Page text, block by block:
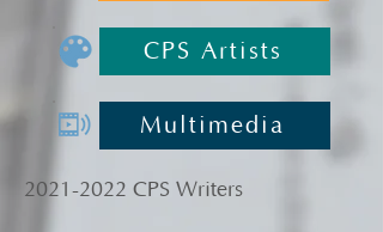
CPS Artists
Multimedia
2021-2022 CPS Writers